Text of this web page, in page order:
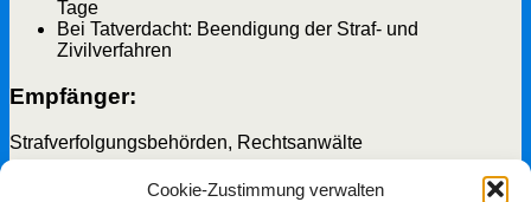
Cookie-Zustimmung verwalten
Tage
Bei Tatverdacht: Beendigung der Straf- und
Zivilverfahren
Empfänger:
Strafverfolgungsbehörden, Rechtsanwälte
Zwecke und Rechtsgrundlage der